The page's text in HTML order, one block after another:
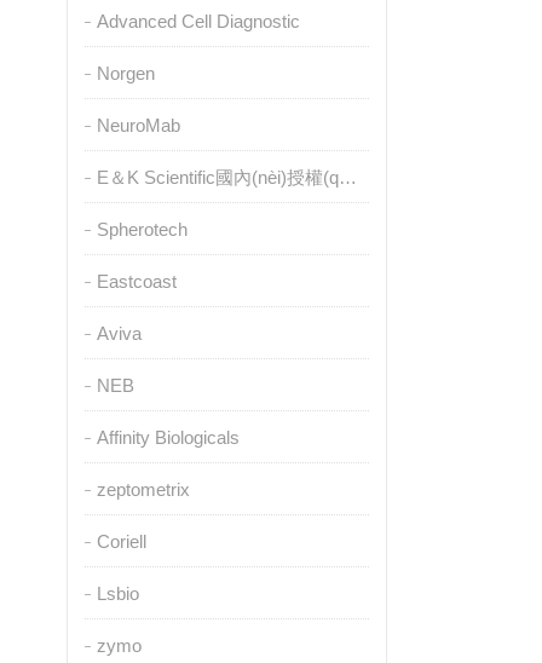
Advanced Cell Diagnostic
Norgen
NeuroMab
E＆K Scientific國內(nèi)授權(quán)代理
Spherotech
Eastcoast
Aviva
NEB
Affinity Biologicals
zeptometrix
Coriell
Lsbio
zymo